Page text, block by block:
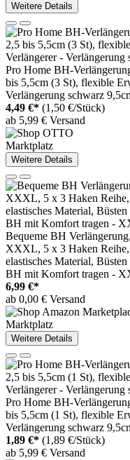
Weitere Details
Pro Home BH-
bis 5,5cm (3 St), flexible
Verlängerung schwarz
4,49 €* (1,50 €/Stück)
ab 5,99 € Versand
Marktplatz
Weitere Details
Bequeme BH
XXXL, 5 x 3 Haken
elastisches Material,
BH mit Komfort tragen -
6,99 €*
ab 0,00 € Versand
Marktplatz
Weitere Details
Pro Home BH-
bis 5,5cm (1 St), flexible
Verlängerung schwarz
1,89 €* (1,89 €/Stück)
ab 5,99 € Versand